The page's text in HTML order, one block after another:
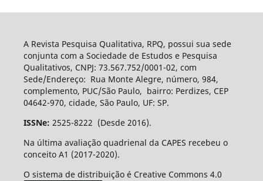
A Revista Pesquisa Qualitativa, RPQ, possui sua sede
conjunta com a Sociedade de Estudos e Pesquisa
Qualitativos, CNPJ: 73.567.752/0001-02, com
Sede/Endereço: Rua Monte Alegre, número, 984,
complemento, PUC/São Paulo, bairro: Perdizes, CEP
04642-970, cidade, São Paulo, UF: SP.
ISSNe: 2525-8222 (Desde 2016).
Na última avaliação quadrienal da CAPES recebeu o
conceito A1 (2017-2020).
O sistema de distribuição é Creative Commons 4.0